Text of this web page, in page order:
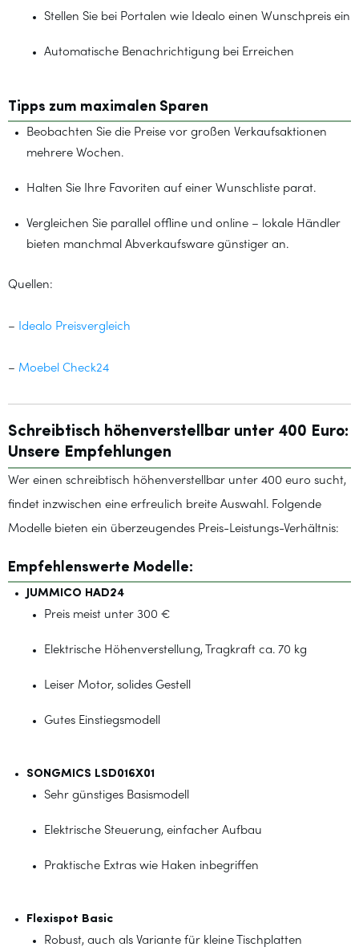
Stellen Sie bei Portalen wie Idealo einen Wunschpreis ein
Automatische Benachrichtigung bei Erreichen
Tipps zum maximalen Sparen
Beobachten Sie die Preise vor großen Verkaufsaktionen
mehrere Wochen.
Halten Sie Ihre Favoriten auf einer Wunschliste parat.
Vergleichen Sie parallel offline und online – lokale Händler
bieten manchmal Abverkaufsware günstiger an.
Quellen:
– Idealo Preisvergleich
– Moebel Check24
Schreibtisch höhenverstellbar unter 400 Euro:
Unsere Empfehlungen
Wer einen schreibtisch höhenverstellbar unter 400 euro sucht,
findet inzwischen eine erfreulich breite Auswahl. Folgende
Modelle bieten ein überzeugendes Preis-Leistungs-Verhältnis:
Empfehlenswerte Modelle:
JUMMICO HAD24
Preis meist unter 300 €
Elektrische Höhenverstellung, Tragkraft ca. 70 kg
Leiser Motor, solides Gestell
Gutes Einstiegsmodell
SONGMICS LSD016X01
Sehr günstiges Basismodell
Elektrische Steuerung, einfacher Aufbau
Praktische Extras wie Haken inbegriffen
Flexispot Basic
Robust, auch als Variante für kleine Tischplatten